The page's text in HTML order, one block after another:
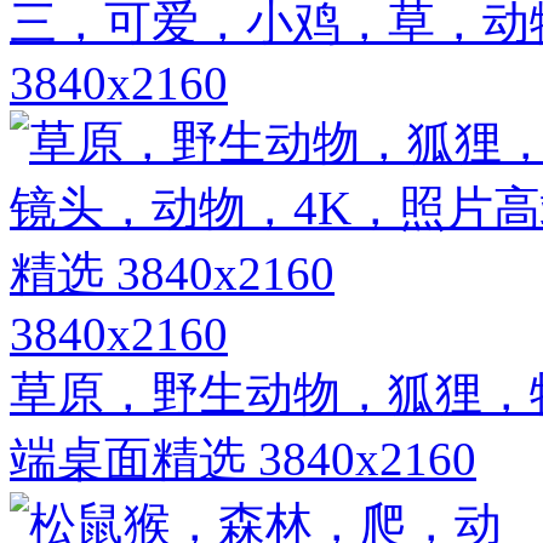
三，可爱，小鸡，草，
3840x2160
3840x2160
草原，野生动物，狐狸
端桌面精选 3840x2160